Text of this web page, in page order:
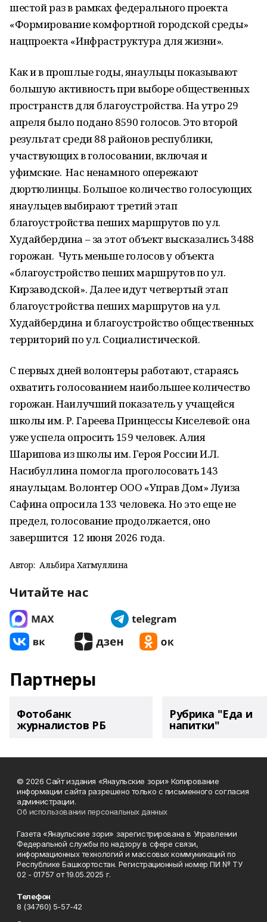
шестой раз в рамках федерального проекта
«Формирование комфортной городской среды»
нацпроекта «Инфраструктура для жизни».
Как и в прошлые годы, янаульцы показывают
большую активность при выборе общественных
пространств для благоустройства. На утро 29
апреля было подано 8590 голосов. Это второй
результат среди 88 районов республики,
участвующих в голосовании, включая и
уфимские. Нас ненамного опережают
дюртюлинцы. Большое количество голосующих
янаульцев выбирают третий этап
благоустройства пеших маршрутов по ул.
Худайбердина – за этот объект высказались 3488
горожан. Чуть меньше голосов у объекта
«благоустройство пеших маршрутов по ул.
Кирзаводской». Далее идут четвертый этап
благоустройства пеших маршрутов на ул.
Худайбердина и благоустройство общественных
территорий по ул. Социалистической.
С первых дней волонтеры работают, стараясь
охватить голосованием наибольшее количество
горожан. Наилучший показатель у учащейся
школы им. Р. Гареева Принцессы Киселевой: она
уже успела опросить 159 человек. Алия
Шарипова из школы им. Героя России И.Л.
Насибуллина помогла проголосовать 143
янаульцам. Волонтер ООО «Управ Дом» Луиза
Сафина опросила 133 человека. Но это еще не
предел, голосование продолжается, оно
завершится 12 июня 2026 года.
Автор: Альбира Хатмуллина
Читайте нас
Партнеры
Фотобанк
журналистов РБ
Рубрика "Еда и
напитки"
© 2026 Сайт издания «Янаульские зори» Копирование
информации сайта разрешено только с письменного согласия
администрации.
Об использовании персональных данных
Газета «Янаульские зори» зарегистрирована в Управлении
Федеральной службы по надзору в сфере связи,
информационных технологий и массовых коммуникаций по
Республике Башкортостан. Регистрационный номер ПИ № ТУ
02 - 01757 от 19.05.2025 г.
Телефон
8 (34760) 5-57-42